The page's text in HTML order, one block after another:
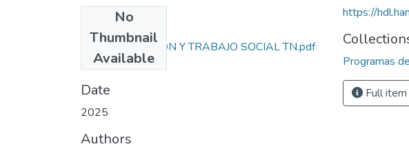
No
Thumbnail
Available
INVESTIGACIÓN Y TRABAJO SOCIAL TN.pdf
(240.21 KB)
Date
2025
Authors
https://
Programas
Full